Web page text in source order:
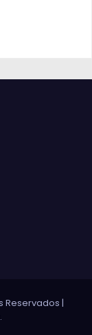
Reservados |
.